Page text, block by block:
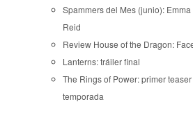
Spammers del Mes (junio): Emma
Reid
Review House of the Dragon:
Lanterns: tráiler final
The Rings of Power: primer
temporada